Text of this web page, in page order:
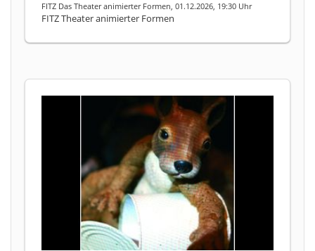
FITZ Das Theater animierter Formen, 01.12.2026, 19:30 Uhr
FITZ Theater animierter Formen